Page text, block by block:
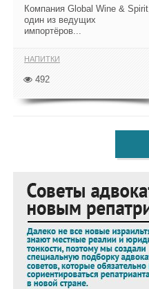
Компания Global Wine & Spirit,
один из ведущих
импортёров...
НАПИТКИ
492